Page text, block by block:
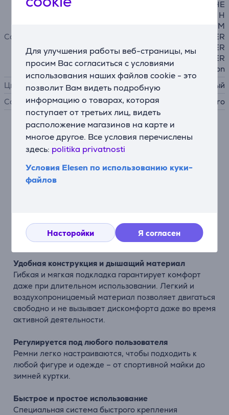
Для улучшения работы веб-страницы, мы
просим Вас согласиться с условиями
использования наших файлов cookie - это
позволит Вам видеть подробную
информацию о товарах, которая
поступает от третьих лиц, видеть
расположение магазинов на карте и
многое другое. Все условия перечислены
здесь: politika privatnosti
Условия Elesen по использованию куки-
файлов
Насторойки Я согласен
Совместимость
HERO13 Black, MAX2, LIT HE
RO, HERO, HERO12 Black, H
ERO11 Black, HERO11 Black M
ini, HERO10 Black MAX, HER
O9 Black, HERO8 Black, HER
O7 Black, HERO6 Black, HER
O5 Black, HERO5 Session
Цвет
черный
Совместимость
с GoPro
Описание
Нагрудное крепление Chesty Performance
обеспечивает стабильный и удобный способ
передать подлинные впечатления с горных троп,
велосипедных маршрутов или заснеженных склонов.
Удобная конструкция и дышащий материал
Гибкая и мягкая подкладка гарантирует комфорт
даже при длительном использовании. Легкий и
воздухопроницаемый материал позволяет двигаться
свободно и не вызывает дискомфорта даже во время
активной деятельности.
Регулируется под любого пользователя
Ремни легко настраиваются, чтобы подходить к
любой фигуре и одежде – от спортивной майки до
зимней куртки.
Быстрое и простое использование
Специальная система быстрого крепления